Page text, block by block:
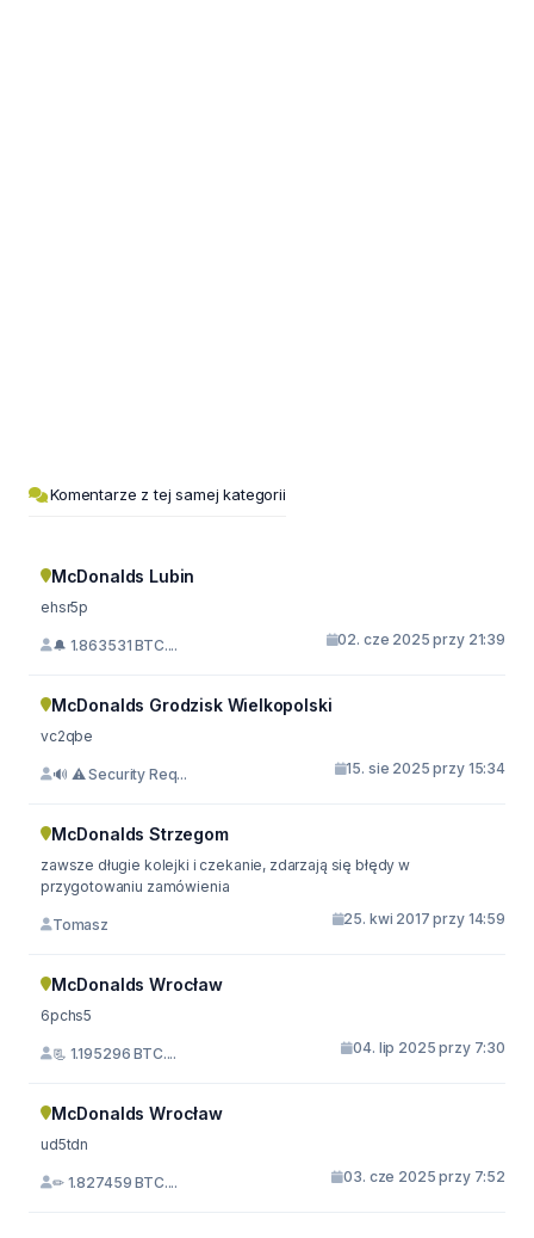
Komentarze z tej samej kategorii
McDonalds Lubin
ehsr5p
🔔 1.863531 BTC.... 02. cze 2025 przy 21:39
McDonalds Grodzisk Wielkopolski
vc2qbe
🔊 ⚠️ Security Req... 15. sie 2025 przy 15:34
McDonalds Strzegom
zawsze długie kolejki i czekanie, zdarzają się błędy w
przygotowaniu zamówienia
Tomasz 25. kwi 2017 przy 14:59
McDonalds Wrocław
6pchs5
📃 1.195296 BTC.... 04. lip 2025 przy 7:30
McDonalds Wrocław
ud5tdn
✏ 1.827459 BTC.... 03. cze 2025 przy 7:52